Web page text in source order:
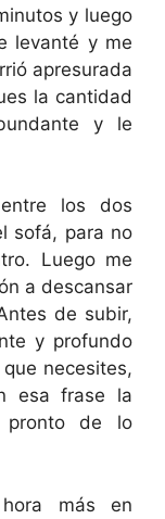
y luego
levanté y me
apresurada
la cantidad
y le
los dos
sofá, para no
Luego me
a descansar
de subir,
y profundo
necesites,
esa frase la
pronto de lo
más en